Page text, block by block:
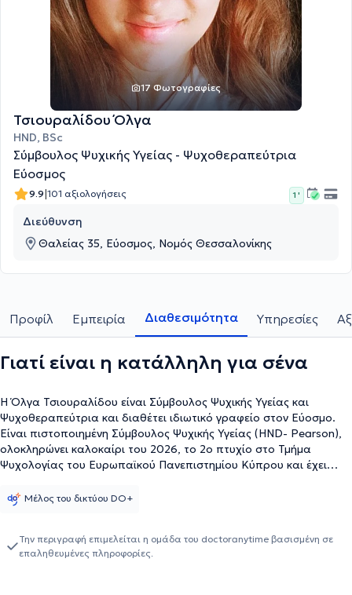
17 Φωτογραφίες
Τσιουραλίδου Όλγα
HND, BSc
Σύμβουλος Ψυχικής Υγείας - Ψυχοθεραπεύτρια
Εύοσμος
9.9|101 αξιολογήσεις 1 '
Διεύθυνση
Θαλείας 35, Εύοσμος, Νομός Θεσσαλονίκης
Προφίλ Εμπειρία Διαθεσιμότητα Υπηρεσίες
Γιατί είναι η κατάλληλη για σένα
Η Όλγα Τσιουραλίδου είναι Σύμβουλος Ψυχικής Υγείας και
Ψυχοθεραπεύτρια και διαθέτει ιδιωτικό γραφείο στον Εύοσμο.
Είναι πιστοποιημένη Σύμβουλος Ψυχικής Υγείας (HND- Pearson),
ολοκληρώνει καλοκαίρι του 2026, το 2ο πτυχίο στο Τμήμα
Ψυχολογίας του Ευρωπαϊκού Πανεπιστημίου Κύπρου και έχει
Ψυχολογία και Ψυχική Υγεία. Η επαγγελματική της πρακτική
διαδικασία. Διαθέτει πολυετή παρουσία στον χώρο της ψυχικής
υγείας και συνεχή ακαδημαϊκή εξέλιξη. Πιστεύει
Μέλος του δικτύου DO+
Την περιγραφή επιμελείται η ομάδα του doctoranytime βασισμένη σε
επαληθευμένες πληροφορίες.